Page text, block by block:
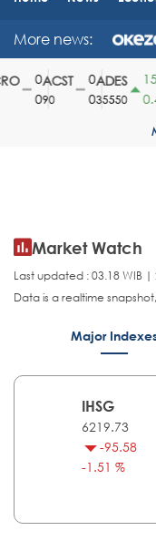
More news:
ACST
90
ADES
35550
150
0.42
Market Watch
Last updated : 03.18 WIB
Data is a realtime
Major
IHSG
6219.73
-95.58
-1.51 %